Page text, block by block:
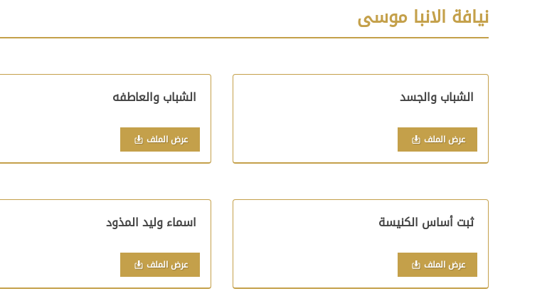
نيافة الانبا موسى
الشباب والجسد
عرض الملف
الشباب والعاطفه
عرض الملف
ثبت أساس الكنيسة
عرض الملف
اسماء وليد المذود
عرض الملف